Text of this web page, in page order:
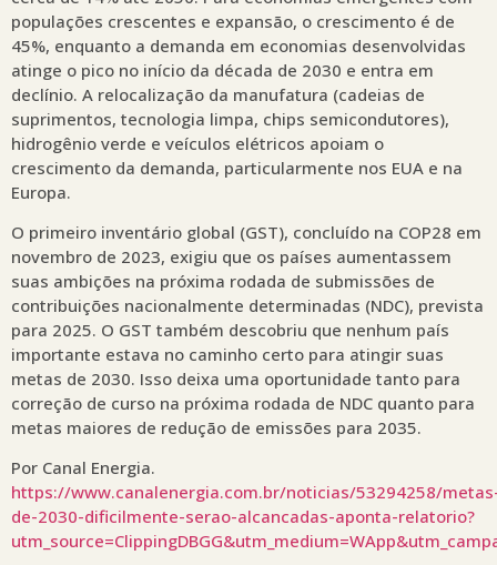
populações crescentes e expansão, o crescimento é de
45%, enquanto a demanda em economias desenvolvidas
atinge o pico no início da década de 2030 e entra em
declínio. A relocalização da manufatura (cadeias de
suprimentos, tecnologia limpa, chips semicondutores),
hidrogênio verde e veículos elétricos apoiam o
crescimento da demanda, particularmente nos EUA e na
Europa.
O primeiro inventário global (GST), concluído na COP28 em
novembro de 2023, exigiu que os países aumentassem
suas ambições na próxima rodada de submissões de
contribuições nacionalmente determinadas (NDC), prevista
para 2025. O GST também descobriu que nenhum país
importante estava no caminho certo para atingir suas
metas de 2030. Isso deixa uma oportunidade tanto para
correção de curso na próxima rodada de NDC quanto para
metas maiores de redução de emissões para 2035.
Por Canal Energia.
https://www.canalenergia.com.br/noticias/53294258/
de-2030-dificilmente-serao-alcancadas-aponta-relatorio?